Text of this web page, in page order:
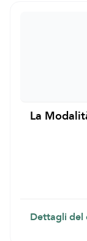
Dettagli